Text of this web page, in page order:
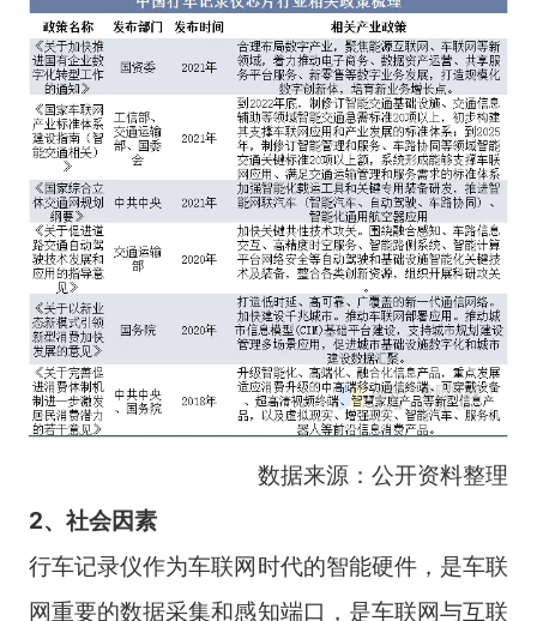
数据来源：公开资料整理
2、社会因素
行车记录仪作为车联网时代的智能硬件，是车联
网重要的数据采集和感知端口，是车联网与互联